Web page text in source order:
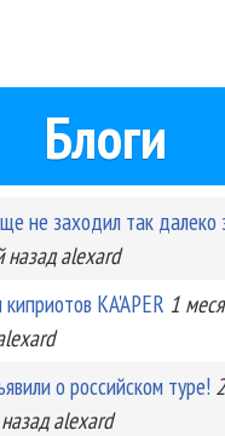
Блоги
не заходил так далеко
назад alexard
KA'APER 1
о российском туре! 2
alexard